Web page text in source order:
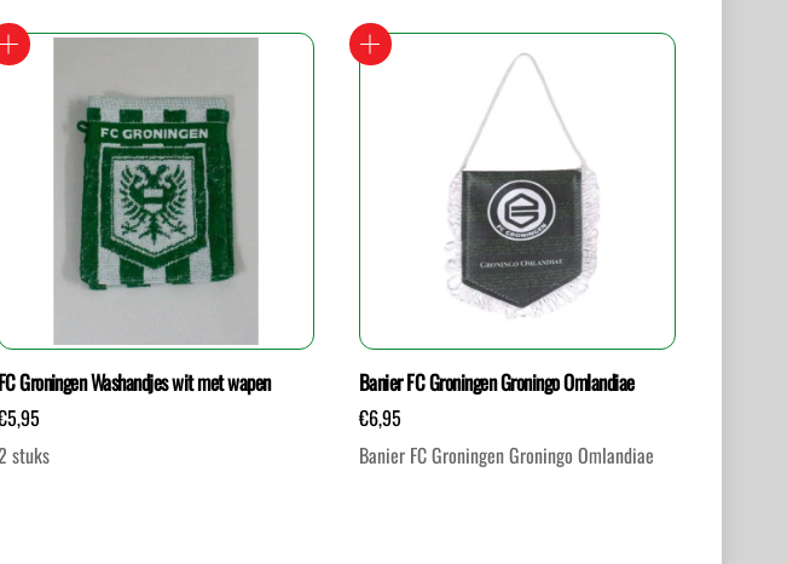
FC Groningen Washandjes wit met wapen
5,95
stuks
Banier FC Groningen Groningo Omlandiae
€6,95
Banier FC Groningen Groningo Omlandiae